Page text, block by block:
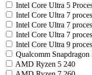
Intel Core Ultra 5
Intel Core Ultra 7
Intel Core Ultra 7
Intel Core Ultra 7
Intel Core Ultra 9
Qualcomm
AMD Ryzen 5 240